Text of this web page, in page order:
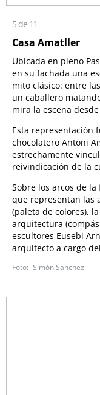
5 de 11
Casa Amatller
Ubicada en pleno
en su fachada una
mito clásico: entre
un caballero
mira la escena
Esta representación
chocolatero Antoni
estrechamente
reivindicación de la
Sobre los arcos de
que representan las
(paleta de colores),
arquitectura
escultores Eusebi
arquitecto a cargo
Simón Sanchez